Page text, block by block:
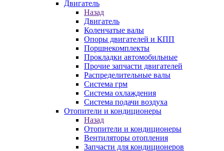
Двигатель
Назад
Двигатель
Коленчатые валы
Опоры двигателей и КПП
Поршнекомплекты
Прокладки автомобильные
Прочие запчасти двигателей
Распределительные валы
Система грм
Система охлаждения
Система подачи воздуха
Отопители и кондиционеры
Назад
Отопители и кондиционеры
Вентиляторы отопления
Запчасти для кондиционеров